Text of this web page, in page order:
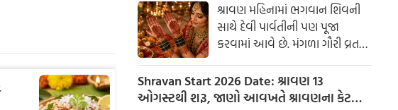
શ્રાવણ મહિનામાં ભગવાન શિવની
સાથે દેવી પાર્વતીની પણ પૂજા
કરવામાં આવે છે. મંગળા ગૌરી વ્રત
અને હરિયાળી તીજ જેવા પ્રસંગોએ
મહેંદી લગાવવી અને લીલા રંગના
કપડાં પહેરવા એ પતિના લાંબા
Shravan Start 2026 Date: શ્રાવણ 13
ઓગસ્ટથી શરૂ, જાણો આવખતે શ્રાવણના કેટલા